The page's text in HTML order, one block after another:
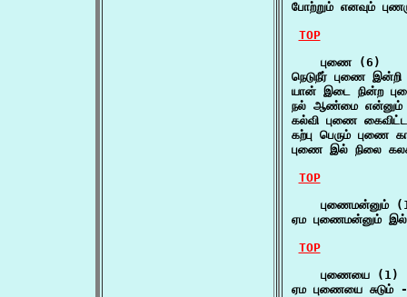
போற்றும் எனவும்
TOP
    புணை (6)
நெடுநீர் புணை
யான் இடை நின்ற
நல் ஆண்மை என்னும்
கல்வி புணை
கற்பு பெரும் புணை
புணை இல் நிலை
TOP
புணைமன்னும்
ஏம புணைமன்னும்
TOP
    புணையை (1)
ஏம புணையை சுடும்